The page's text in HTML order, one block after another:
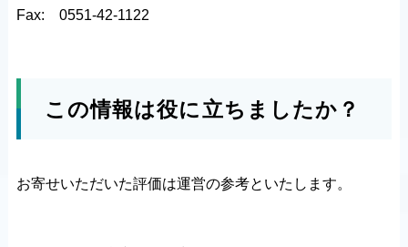
Fax: 0551-42-1122
この情報は役に立ちましたか？
お寄せいただいた評価は運営の参考といたします。